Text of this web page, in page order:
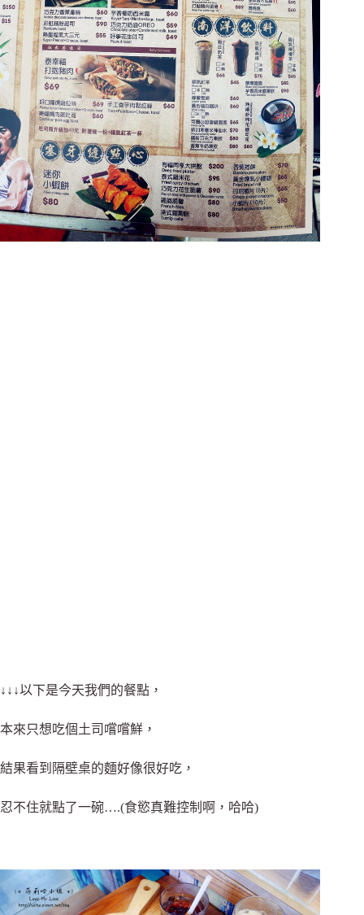
↓↓↓以下是今天我們的餐點，
本來只想吃個土司嚐嚐鮮，
結果看到隔壁桌的麵好像很好吃，
忍不住就點了一碗….(食慾真難控制啊，哈哈)